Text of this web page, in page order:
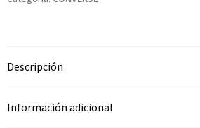
Descripción
Información adicional